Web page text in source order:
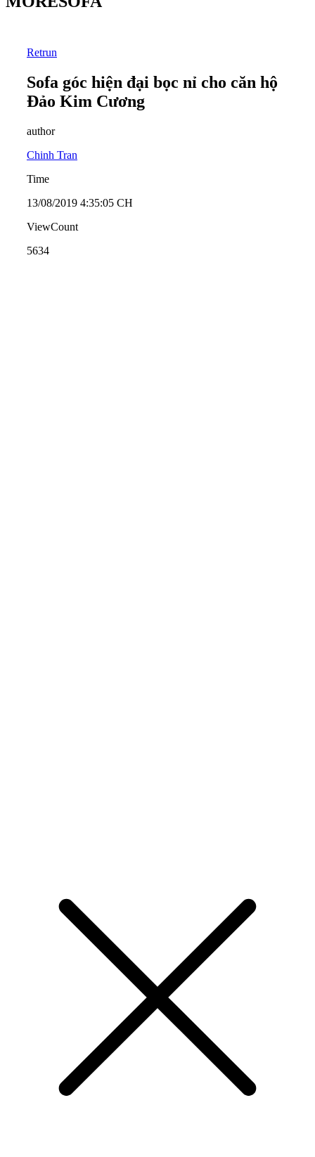
Retrun
Sofa góc hiện đại bọc nỉ cho căn hộ
Đảo Kim Cương
author
Chinh Tran
Time
13/08/2019 4:35:05 CH
ViewCount
5634